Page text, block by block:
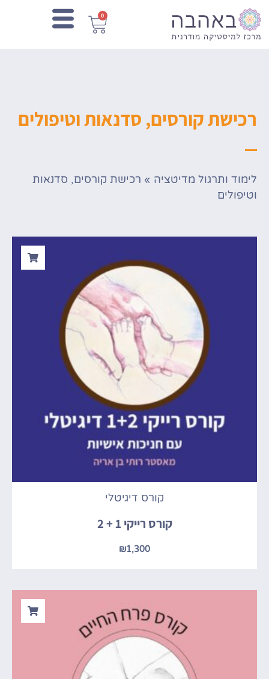
0
רכישת קורסים, סדנאות וטיפולים
לימוד ותרגול מדיטציה » רכישת קורסים, סדנאות
וטיפולים
קורס דיגיטלי
קורס רייקי 1 + 2
₪1,300